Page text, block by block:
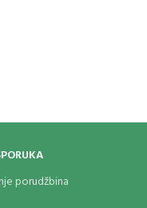
porudžbina